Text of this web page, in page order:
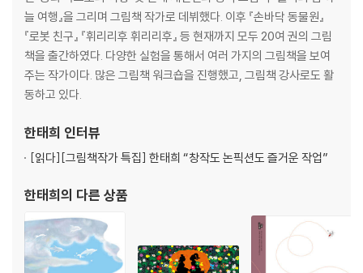
늘 여행』을 그리며 그림책 작가로 데뷔했다. 이후 『손바닥 동물원』
『로봇 친구』 『휘리리후 휘리리후』 등 현재까지 모두 20여 권의 그림
책을 출간하였다. 다양한 실험을 통해서 여러 가지의 그림책을 보여
주는 작가이다. 많은 그림책 워크숍을 진행했고, 그림책 강사로도 활
동하고 있다.
한태희 인터뷰
[읽다][그림책작가 특집] 한태희 “창작도 논픽션도 즐거운 작업”
한태희의 다른 상품